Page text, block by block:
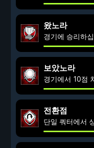
왔노라
경기에 승리하
보았노라
경기에서 10점
전환점
단일 쿼터에서